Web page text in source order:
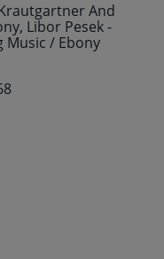
And
Libor Pesek -
Music / Ebony